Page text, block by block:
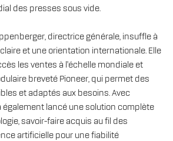
des presses sous vide.
directrice générale, insuffle à
et une orientation internationale. Elle
les ventes à l'échelle mondiale et
breveté Pioneer, qui permet des
et adaptés aux besoins. Avec
également lancé une solution complète
savoir-faire acquis au fil des
artificielle pour une fiabilité